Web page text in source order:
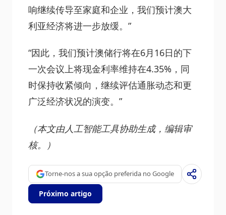
响继续传导至家庭和企业，我们预计澳大
利亚经济将进一步放缓。”
“因此，我们预计澳储行将在6月16日的下
一次会议上将现金利率维持在4.35%，同
时保持收紧倾向，继续评估通胀动态和更
广泛经济状况的演变。”
（本文由人工智能工具协助生成，编辑审
核。）
Torne-nos a sua opção preferida no Google
Próximo artigo